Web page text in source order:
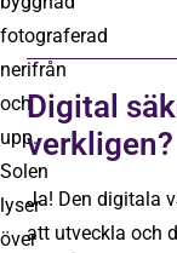
Digital
verkligen?
Ja! Den digitala
att utveckla och